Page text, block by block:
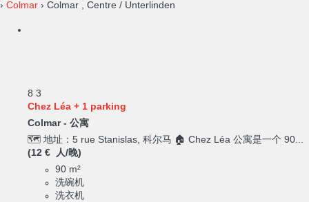
› Colmar › Colmar , Centre / Unterlinden
8 3
Chez Léa + 1 parking
Colmar - 公寓
🗺️ 地址：5 rue Stanislas, 科尔马 🏠 Chez Léa 公寓是一个 90...
(12 € 人/晚)
90 m²
洗碗机
洗衣机